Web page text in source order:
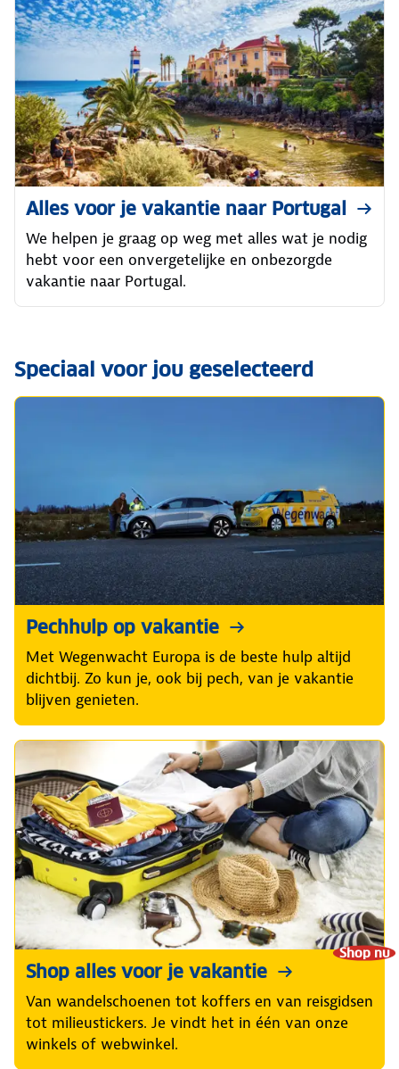
Alles voor je vakantie naar Portugal
We helpen je graag op weg met alles wat je nodig
hebt voor een onvergetelijke en onbezorgde
vakantie naar Portugal.
Speciaal voor jou geselecteerd
Pechhulp op vakantie
Met Wegenwacht Europa is de beste hulp altijd
dichtbij. Zo kun je, ook bij pech, van je vakantie
blijven genieten.
Shop nu
Shop alles voor je vakantie
Van wandelschoenen tot koffers en van reisgidsen
tot milieustickers. Je vindt het in één van onze
winkels of webwinkel.